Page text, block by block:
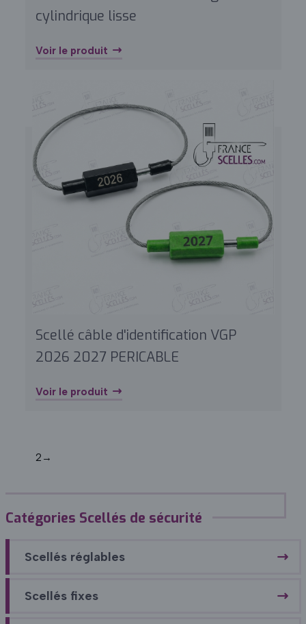
Catégories Scellés de sécurité
Scellés réglables
Scellés fixes
cylindrique lisse
Voir le produit
Scellé câble d'identification VGP
2026 2027 PERICABLE
Voir le produit
2 →